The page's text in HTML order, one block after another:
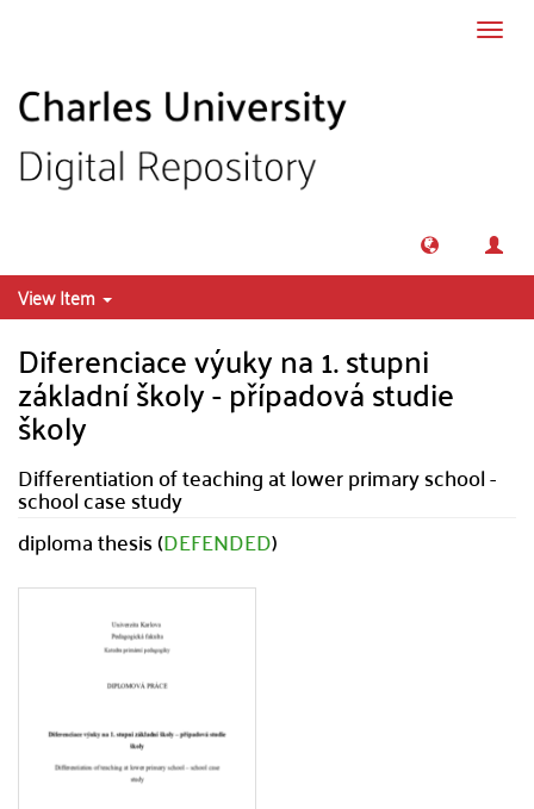
View Item
Diferenciace výuky na 1. stupni
základní školy - případová studie
školy
Differentiation of teaching at lower primary school -
school case study
diploma thesis (DEFENDED)